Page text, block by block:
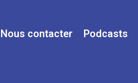
Nous contacter Podcasts